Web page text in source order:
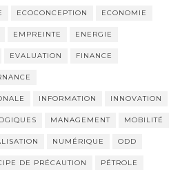
ECOCONCEPTION ECONOMIE
EMPREINTE ENERGIE
EVALUATION FINANCE
INFORMATION INNOVATION
MANAGEMENT MOBILITÉ
NUMÉRIQUE ODD
DE PRÉCAUTION PÉTROLE